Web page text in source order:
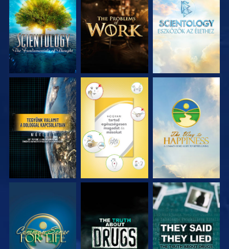
A SOROZAT
RÉSZEI
A SOROZAT
RÉSZEI
A SOROZAT
RÉSZEI
MŰSORNÉZÉS MŰSORNÉZÉS MŰSORNÉZÉS
MŰSORNÉZÉS MŰSORNÉZÉS MŰSORNÉZÉS